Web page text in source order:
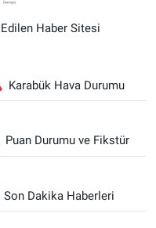
Haber Sitesi
Karabük Hava Durumu
Puan Durumu ve Fikstür
Son Dakika Haberleri